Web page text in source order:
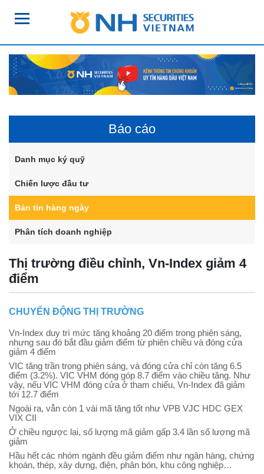
Báo cáo
Danh mục ký quỹ
Chiến lược đầu tư
Bản tin hàng ngày
Phân tích doanh nghiệp
Thị trường điều chỉnh, Vn-Index giảm 4
điểm
CHUYỂN ĐỘNG THỊ TRƯỜNG
Vn-Index duy trì mức tăng khoảng 20 điểm trong phiên sáng,
nhưng sau đó bắt đầu giảm điểm từ phiên chiều và đóng cửa
giảm 4 điểm
VIC tăng trần trong phiên sáng, và đóng cửa chỉ còn tăng 6.5
điểm (3.2%). VIC VHM đóng góp 8.7 điểm vào chiều tăng. Như
vậy, nếu VIC VHM đóng cửa ở tham chiếu, Vn-Index đã giảm
tới 12.7 điểm
Ngoài ra, vẫn còn 1 vài mã tăng tốt như VPB VJC HDC GEX
VIX CII
Ở chiều ngược lại, số lượng mã giảm gấp 3.4 lần số lượng mã
giảm
Hầu hết các nhóm ngành đều giảm điểm như ngân hàng, chứng
khoán, thép, xây dựng, điện, phân bón, khu công nghiệp…